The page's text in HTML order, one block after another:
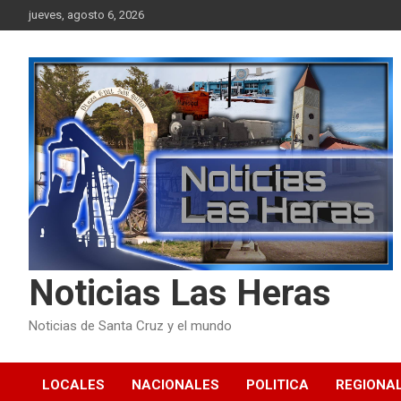
to
jueves, agosto 6, 2026
Noticias Las Heras
Noticias de Santa Cruz y el mundo
LOCALES NACIONALES POLITICA